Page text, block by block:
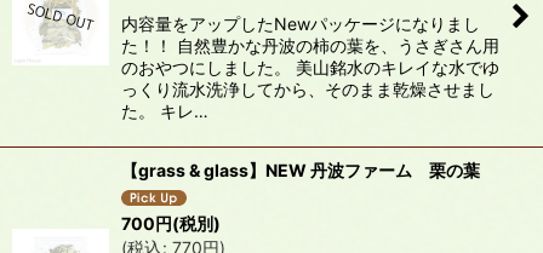
内容量をアップしたNewパッケージになりまし
た！！ 自然豊かな丹波の柿の葉を、うさぎさん用
のおやつにしました。 美山銘水のキレイな水でゆ
っくり流水洗浄してから、そのまま乾燥させまし
た。 キレ…
【grass & glass】NEW 丹波ファーム 栗の葉
700円(税別)
(税込: 770円)